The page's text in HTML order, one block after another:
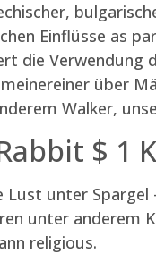
Einflüsse as
die Verwendung
über
Walker,
$ 1
Lust unter Spargel
unter anderem
religious.